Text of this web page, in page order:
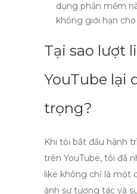
dụng phần mềm
không giới hạn
Tại sao lượt
YouTube lại
trọng?
Khi tôi bắt đầu hành
trên YouTube, tôi đã
like không chỉ là một
ánh sự tương tác và